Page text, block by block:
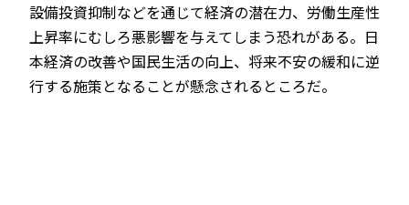
設備投資抑制などを通じて経済の潜在力、労働生産性
上昇率にむしろ悪影響を与えてしまう恐れがある。日
本経済の改善や国民生活の向上、将来不安の緩和に逆
行する施策となることが懸念されるところだ。